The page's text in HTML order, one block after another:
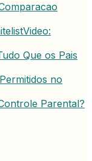
Que os Pais
no
Parental?